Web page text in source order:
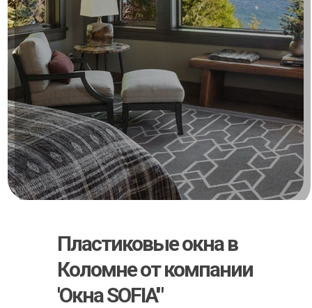
Пластиковые окна в
Коломне от компании
'Окна SOFIA'"